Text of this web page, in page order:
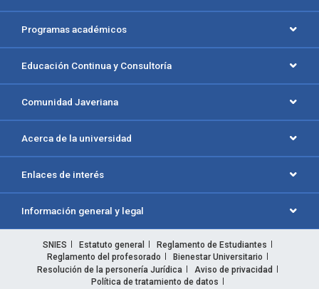
Programas académicos
Educación Continua y Consultoría
Comunidad Javeriana
Acerca de la universidad
Enlaces de interés
Información general y legal
SNIES Estatuto general
Reglamento de Estudiantes
Reglamento del profesorado
Bienestar Universitario
Resolución de la personería Jurídica
Aviso de privacidad
Política de tratamiento de datos